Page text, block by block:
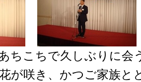
ちこちで久しぶりに会
が咲き、かつご家族と